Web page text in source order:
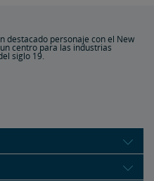
destacado personaje con el New
centro para las industrias
siglo 19.